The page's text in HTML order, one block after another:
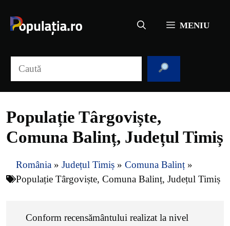
conținut
MENIU
Populație Târgoviște,
Comuna Balinț, Județul Timiș
România » Județul Timiș » Comuna Balinț »
Populație Târgoviște, Comuna Balinț, Județul Timiș
Conform recensământului realizat la nivel